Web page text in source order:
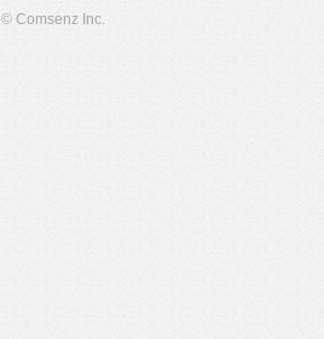
© Comsenz Inc.